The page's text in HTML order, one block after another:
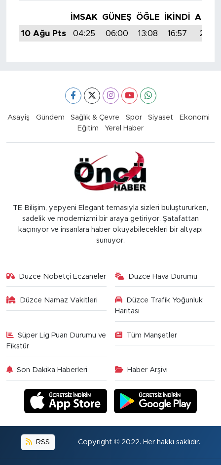
İMSAK GÜNEŞ ÖĞLE İKINDI
10 Ağu Pts
04:25 06:00 13:08 16:57 20:07
Asayiş Gündem Sağlık & Çevre Spor Siyaset
Ekonomi
Eğitim
Yerel Haber
TE Bilişim, yepyeni Elegant temasıyla sizleri buluştururken,
sadelik ve modernizmi bir araya getiriyor. Şatafattan
kaçınıyor ve insanlara haber okuyabilecekleri bir altyapı
sunuyor.
Düzce Nöbetçi Eczaneler Düzce Hava Durumu
Düzce Namaz Vakitleri
Düzce Trafik Yoğunluk
Haritası
Süper Lig Puan Durumu ve
Fikstür
Tüm Manşetler
Son Dakika Haberleri Haber Arşivi
RSS Copyright © 2022. Her hakkı saklıdır.